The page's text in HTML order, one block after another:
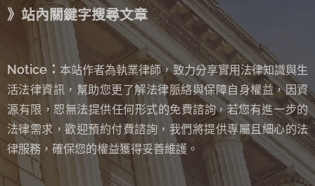
》站內關鍵字搜尋文章
Notice： 本站作者為執業律師，致力分享實用法律知識與生
活法律資訊，幫助您更了解法律脈絡與保障自身權益，因資
源有限，恕無法提供任何形式的免費諮詢， 若您有進一步的
法律需求，歡迎預約付費諮詢，我們將提供專屬且細心的法
律服務，確保您的權益獲得妥善維護。